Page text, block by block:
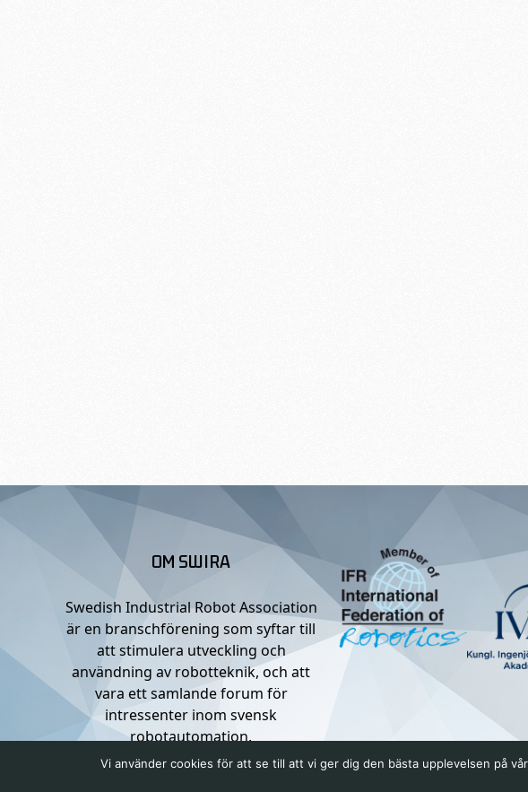
OM SWIRA
Swedish Industrial Robot Association
är en branschförening som syftar till
att stimulera utveckling och
användning av robotteknik, och att
vara ett samlande forum för
intressenter inom svensk
robotautomation.
Vi använder cookies för att se till att vi ger dig den bästa upplevelsen på